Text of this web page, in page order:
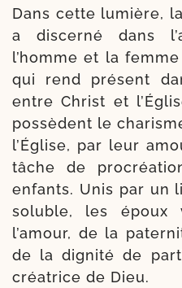
Dans cette lumière,
a dis­cer­né dans
l’homme et la
qui rend pré­sent
entre Christ et
pos­sèdent le
l’Église, par leur
tâche de
enfants. Unis par un
so­luble, les époux
l’amour, de la
de la digni­té de
créa­trice de Dieu.